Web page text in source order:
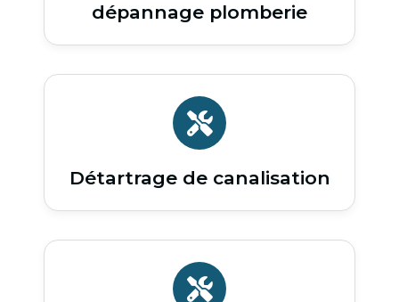
dépannage plomberie
Détartrage de canalisation